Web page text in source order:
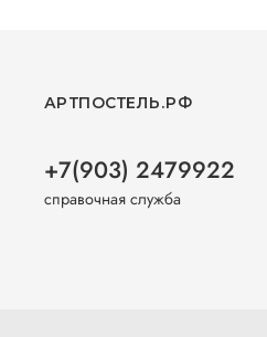
АРТПОСТЕЛЬ.РФ
+7(903) 2479922
справочная служба